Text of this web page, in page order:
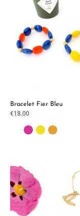
Bracelet Fier Bleu
€18.00